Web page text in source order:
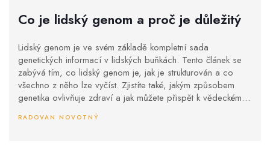
Co je lidský genom a proč je důležitý
Lidský genom je ve svém základě kompletní sada
genetických informací v lidských buňkách. Tento článek se
zabývá tím, co lidský genom je, jak je strukturován a co
všechno z něho lze vyčíst. Zjistíte také, jakým způsobem
genetika ovlivňuje zdraví a jak můžete přispět k vědeckému
RADOVAN NOVOTNÝ